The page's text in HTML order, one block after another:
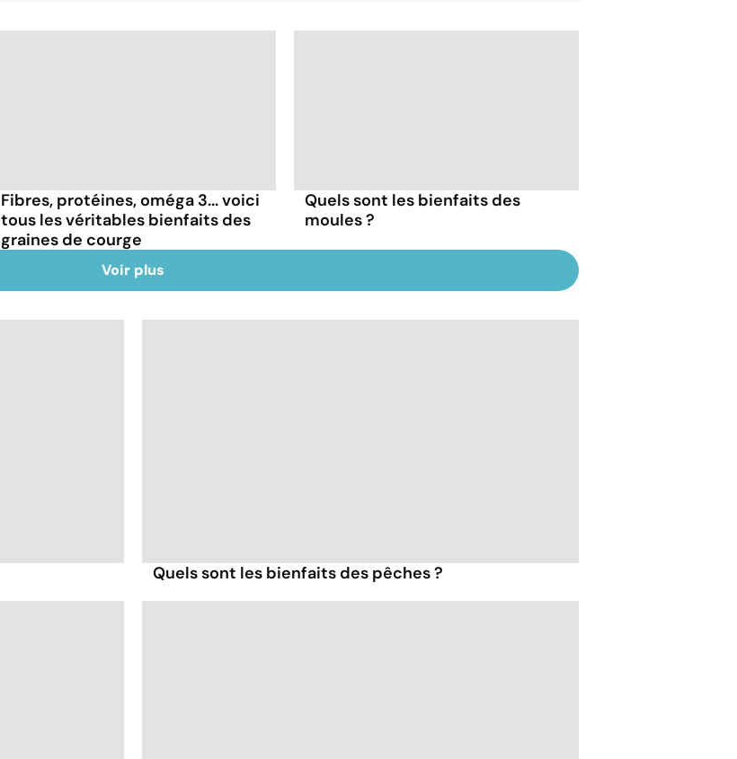
Fibres, protéines, oméga 3... voici
tous les véritables bienfaits des
graines de courge
Quels sont les bienfaits des
moules ?
Voir plus
Quels sont les bienfaits des pêches ?